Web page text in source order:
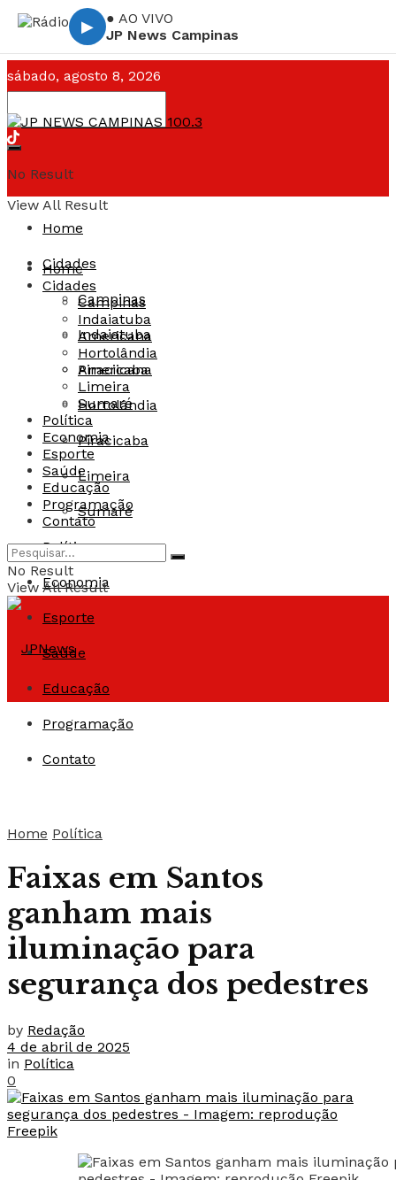
▶
● AO VIVO
JP News Campinas
sábado, agosto 8, 2026
No Result
View All Result
Home
Cidades
Campinas
Indaiatuba
Americana
Hortolândia
Piracicaba
Limeira
Sumaré
Política
Economia
Esporte
Saúde
Educação
Programação
Contato
Home
Cidades
Campinas
Indaiatuba
Americana
Hortolândia
Piracicaba
Limeira
Sumaré
Política
Economia
Esporte
Saúde
Educação
Programação
Contato
No Result
View All Result
Home Política
Faixas em Santos
ganham mais
iluminação para
segurança dos pedestres
by Redação
4 de abril de 2025
in Política
0